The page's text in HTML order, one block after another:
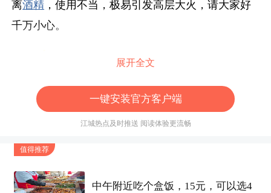
离酒精 ，使用不当，极易引发高层大火，请大家好
千万小心。
安全提示：储存酒精
妥善保管，以免产生安全隐患，发生安全事故。
展开全文
一键安装官方客户端
江城热点及时推送 阅读体验更流畅
值得推荐
中午附近吃个盒饭，15元，可以选4